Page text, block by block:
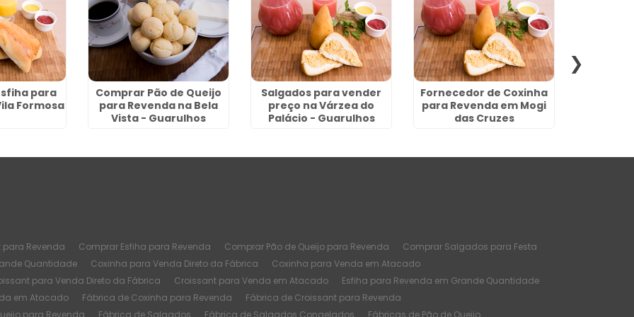
para
Formosa
Comprar Pão de Queijo
para Revenda na Bela
Vista - Guarulhos
Salgados para vender
preço na Várzea do
Palácio - Guarulhos
Fornecedor de Coxinha
para Revenda em Mogi
das Cruzes
Revenda Comprar Esfiha para Revenda Comprar Pão de Queijo para Revenda
Comprar Salgados para Festa
Quantidade Coxinha para Venda Direto da Fábrica
Coxinha para Venda em Atacado
para Venda Direto da Fábrica Croissant para Venda em Atacado
Esfiha para Revenda em Grande Quantidade
em Atacado Fábrica de Coxinha para Revenda
Fábrica de Croissant para Revenda
para Revenda Fábrica de Salgados Fábrica de Salgados Congelados Fábricas de Pão de Queijo